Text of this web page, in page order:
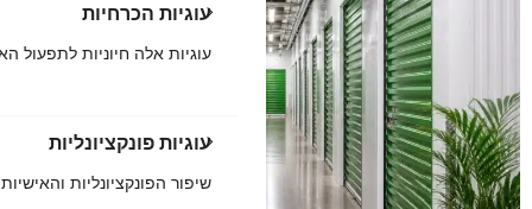
עוגיות הכרחיות
עוגיות אלה חיוניות לתפעול
עוגיות פונקציונליות
שיפור הפונקציונליות